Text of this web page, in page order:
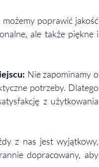
możemy poprawić jakość
ale także piękne i
Nie zapominamy o
potrzeby. Dlatego
z użytkowania
z nas jest wyjątkowy,
dopracowany, aby